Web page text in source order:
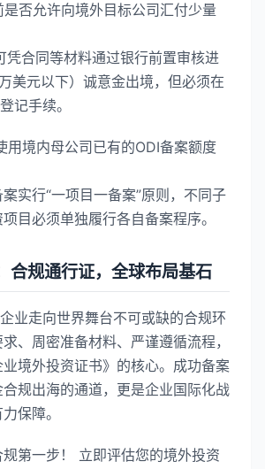
是否允许向境外目标公司汇付少量
凭合同等材料通过银行前置审核进
美元以下）诚意金出境，但必须在
记手续。
用境内母公司已有的ODI备案额度
实行“一项目一备案”原则，不同子
目必须单独履行各自备案程序。
合规通行证，全球布局基石
业走向世界舞台不可或缺的合规环
、周密准备材料、严谨遵循流程，
境外投资证书》的核心。成功备案
规出海的通道，更是企业国际化战
保障。
第一步！ 立即评估您的境外投资